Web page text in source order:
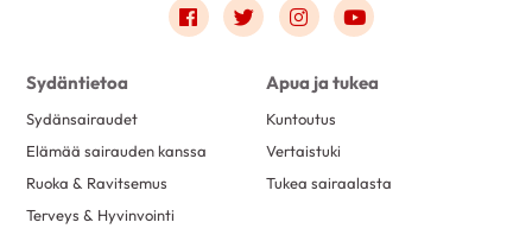
Link to facebook
Link to twitter
Link to instagram
Link to youtube
Sydäntietoa
Sydänsairaudet
Elämää sairauden kanssa
Ruoka & Ravitsemus
Terveys & Hyvinvointi
Apua ja tukea
Kuntoutus
Vertaistuki
Tukea sairaalasta